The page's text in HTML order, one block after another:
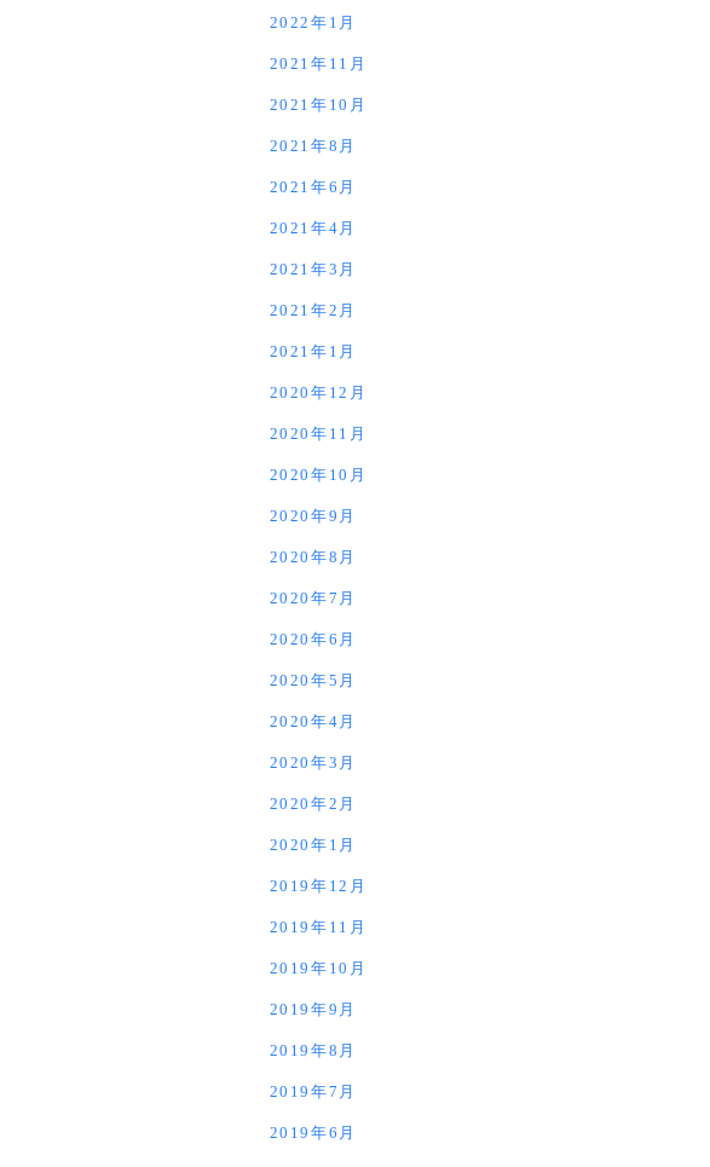
2022年1月
2021年11月
2021年10月
2021年8月
2021年6月
2021年4月
2021年3月
2021年2月
2021年1月
2020年12月
2020年11月
2020年10月
2020年9月
2020年8月
2020年7月
2020年6月
2020年5月
2020年4月
2020年3月
2020年2月
2020年1月
2019年12月
2019年11月
2019年10月
2019年9月
2019年8月
2019年7月
2019年6月